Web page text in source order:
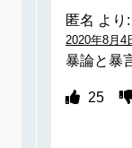
匿名 より:
2020年8月4
暴論と暴
25